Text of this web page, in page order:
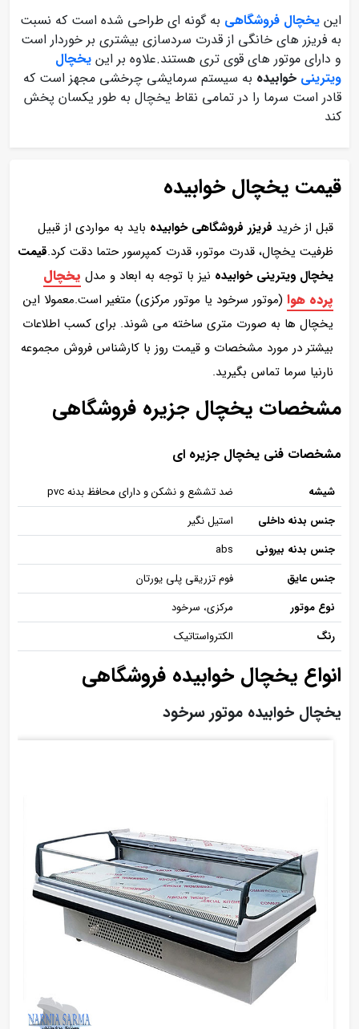
این یخچال فروشگاهی به گونه ای طراحی شده است که نسبت
به فریزر های خانگی از قدرت سردسازی بیشتری بر خوردار است
و دارای موتور های قوی تری هستند.علاوه بر این یخچال
ویترینی خوابیده به سیستم سرمایشی چرخشی مجهز است که
قادر است سرما را در تمامی نقاط یخچال به طور یکسان پخش
کند
قیمت یخچال خوابیده
قبل از خرید فریزر فروشگاهی خوابیده باید به مواردی از قبیل
ظرفیت یخچال، قدرت موتور، قدرت کمپرسور حتما دقت کرد.قیمت
یخچال ویترینی خوابیده نیز با توجه به ابعاد و مدل یخچال
پرده هوا (موتور سرخود یا موتور مرکزی) متغیر است.معمولا این
یخچال ها به صورت متری ساخته می شوند. برای کسب اطلاعات
بیشتر در مورد مشخصات و قیمت روز با کارشناس فروش مجموعه
نارنیا سرما تماس بگیرید.
مشخصات یخچال جزیره فروشگاهی
مشخصات فنی یخچال جزیره ای
شیشه
ضد تششع و نشکن و دارای محافظ بدنه pvc
جنس بدنه داخلی
استیل نگیر
جنس بدنه بیرونی
abs
جنس عایق
فوم تزریقی پلی یورتان
نوع موتور
مرکزی، سرخود
رنگ
الکترواستاتیک
انواع یخچال خوابیده فروشگاهی
یخچال خوابیده موتور سرخود